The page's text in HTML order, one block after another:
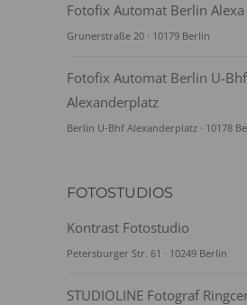
Fotofix Automat Berlin Alexa
Grunerstraße 20 · 10179 Berlin
Fotofix Automat Berlin U-Bhf
Alexanderplatz
Berlin U-Bhf Alexanderplatz · 10178
FOTOSTUDIOS
Kontrast Fotostudio
Petersburger Str. 61 · 10249 Berlin
STUDIOLINE Fotograf